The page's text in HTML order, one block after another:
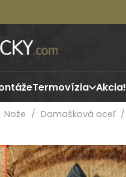
Termovízia Akcia!
Nože / Damašková oceľ /